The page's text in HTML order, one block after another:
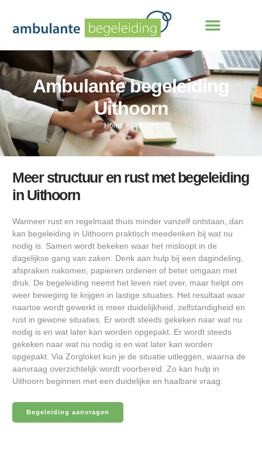
Ambulante begeleiding
Uithoorn
Home» Uithoorn
Meer structuur en rust met begeleiding
in Uithoorn
Wanneer rust en regelmaat thuis minder vanzelf ontstaan, dan
kan begeleiding in Uithoorn praktisch meedenken bij wat nu
nodig is. Samen wordt bekeken waar het misloopt in de
dagelijkse gang van zaken. Denk aan hulp bij een dagindeling,
afspraken nakomen, papieren ordenen of beter omgaan met
druk. De begeleiding neemt het leven niet over, maar helpt om
weer beweging te krijgen in lastige situaties. Het resultaat waar
naartoe wordt gewerkt is meer duidelijkheid, zelfstandigheid en
rust in gewone situaties. Er wordt steeds gekeken naar wat nu
nodig is en wat later kan worden opgepakt. Er wordt steeds
gekeken naar wat nu nodig is en wat later kan worden
opgepakt. Via Zorgloket kun je de situatie uitleggen, waarna de
aanvraag overzichtelijk wordt voorbereid. Zo kan hulp in
Uithoorn beginnen met een duidelijke en haalbare vraag.
Begeleiding aanvragen